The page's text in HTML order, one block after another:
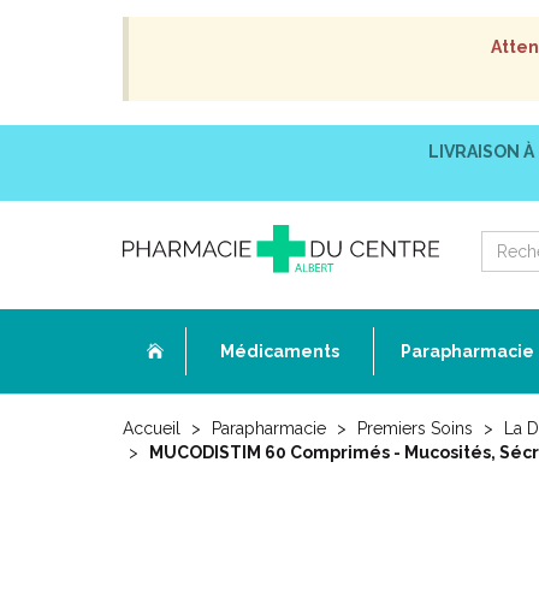
LIVRAISON À
Médicaments Parapharmacie
Accueil Parapharmacie Premiers Soins
La
MUCODISTIM 60 Comprimés - Mucosités,